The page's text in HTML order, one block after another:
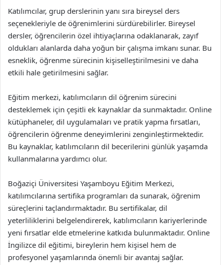
Katılımcılar, grup derslerinin yanı sıra bireysel ders
seçenekleriyle de öğrenimlerini sürdürebilirler. Bireysel
dersler, öğrencilerin özel ihtiyaçlarına odaklanarak, zayıf
oldukları alanlarda daha yoğun bir çalışma imkanı sunar. Bu
esneklik, öğrenme sürecinin kişiselleştirilmesini ve daha
etkili hale getirilmesini sağlar.
Eğitim merkezi, katılımcıların dil öğrenim sürecini
desteklemek için çeşitli ek kaynaklar da sunmaktadır. Online
kütüphaneler, dil uygulamaları ve pratik yapma fırsatları,
öğrencilerin öğrenme deneyimlerini zenginleştirmektedir.
Bu kaynaklar, katılımcıların dil becerilerini günlük yaşamda
kullanmalarına yardımcı olur.
Boğaziçi Üniversitesi Yaşamboyu Eğitim Merkezi,
katılımcılarına sertifika programları da sunarak, öğrenim
süreçlerini taçlandırmaktadır. Bu sertifikalar, dil
yeterliliklerini belgelendirerek, katılımcıların kariyerlerinde
yeni fırsatlar elde etmelerine katkıda bulunmaktadır. Online
İngilizce dil eğitimi, bireylerin hem kişisel hem de
profesyonel yaşamlarında önemli bir avantaj sağlar.